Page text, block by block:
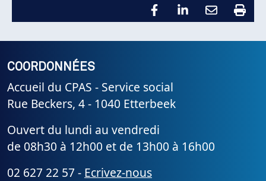
COORDONNÉES
Accueil du CPAS - Service social
Rue Beckers, 4 - 1040 Etterbeek
Ouvert du lundi au vendredi
de 08h30 à 12h00 et de 13h00 à 16h00
02 627 22 57 - Ecrivez-nous